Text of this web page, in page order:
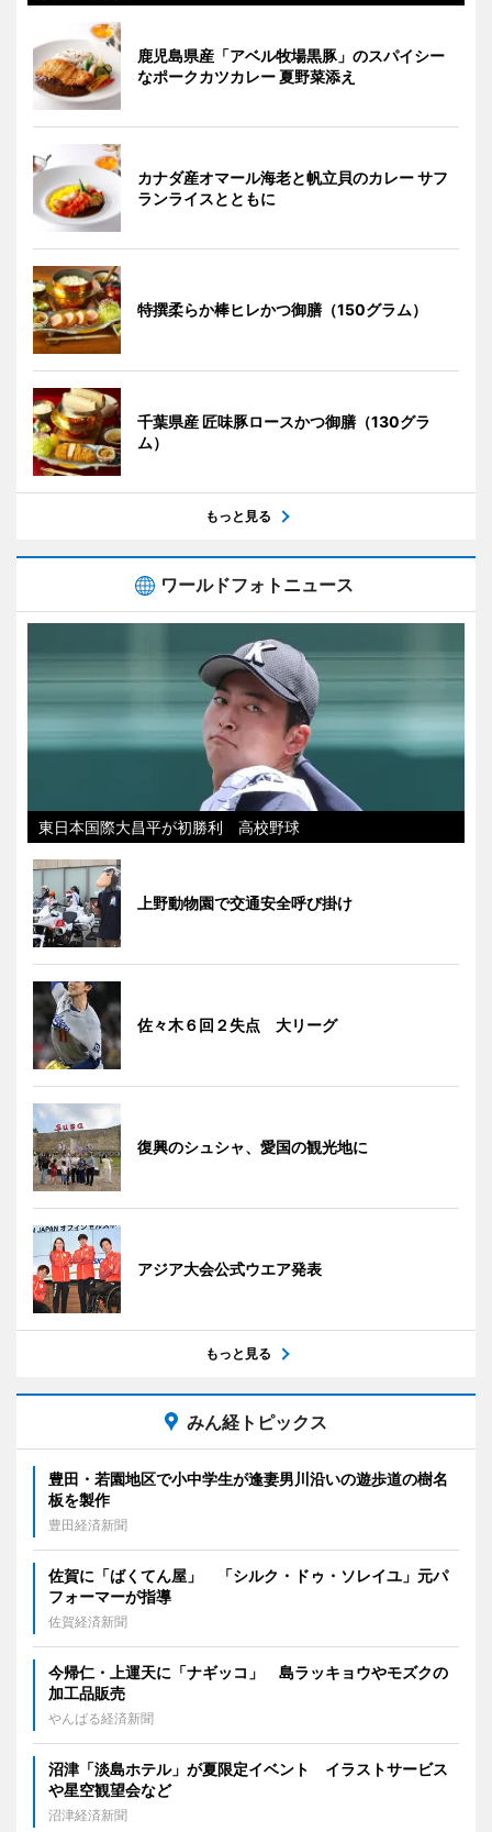
鹿児島県産「アベル牧場黒豚」のスパイシー
なポークカツカレー 夏野菜添え
カナダ産オマール海老と帆立貝のカレー サフ
ランライスとともに
特撰柔らか棒ヒレかつ御膳（150グラム）
千葉県産 匠味豚ロースかつ御膳（130グラ
ム）
もっと見る
ワールドフォトニュース
東日本国際大昌平が初勝利 高校野球
上野動物園で交通安全呼び掛け
佐々木６回２失点 大リーグ
復興のシュシャ、愛国の観光地に
アジア大会公式ウエア発表
もっと見る
みん経トピックス
豊田・若園地区で小中学生が逢妻男川沿いの遊歩道の樹名
板を製作
豊田経済新聞
佐賀に「ばくてん屋」 「シルク・ドゥ・ソレイユ」元パ
フォーマーが指導
佐賀経済新聞
今帰仁・上運天に「ナギッコ」 島ラッキョウやモズクの
加工品販売
やんばる経済新聞
沼津「淡島ホテル」が夏限定イベント イラストサービス
や星空観望会など
沼津経済新聞